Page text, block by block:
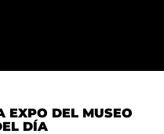
EXPO DEL MUSEO
DÍA